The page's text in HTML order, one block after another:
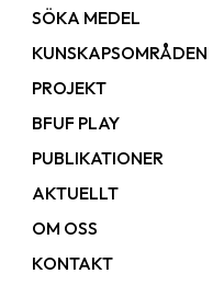
SÖKA MEDEL
KUNSKAPSOMRÅDEN
PROJEKT
BFUF PLAY
PUBLIKATIONER
AKTUELLT
OM OSS
KONTAKT